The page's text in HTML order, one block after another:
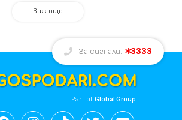
Виж още
За сигнали: 3333
Part ofGlobal Group